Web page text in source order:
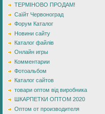
ТЕРМІНОВО ПРОДАМ!
Саїйт Червоноград
Форум Каталог
Новини сайту
Каталог файлів
Онлайн игры
Комментарии
Фотоальбом
Каталог сайтов
товари оптом від виробника
ШКАРПЕТКИ ОПТОМ 2020
Оптом от производителя